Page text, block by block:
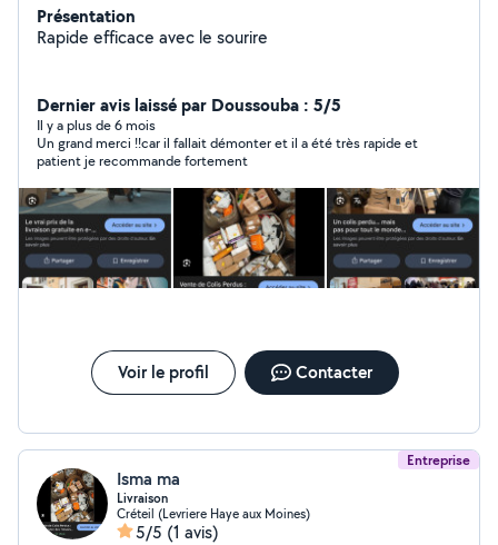
Présentation
Rapide efficace avec le sourire
Dernier avis laissé par Doussouba : 5/5
Il y a plus de 6 mois
Un grand merci !!car il fallait démonter et il a été très rapide et
patient je recommande fortement
Voir le profil Contacter
Entreprise
Isma ma
Livraison
Créteil (Levriere Haye aux Moines)
5/5 (1 avis)